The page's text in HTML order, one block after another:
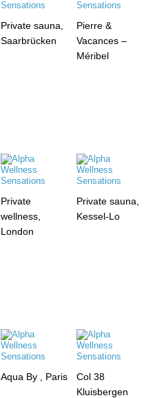
Private sauna,
Saarbrücken
Pierre &
Vacances –
Méribel
Private
wellness,
London
Private sauna,
Kessel-Lo
Aqua By , Paris
Col 38
Kluisbergen